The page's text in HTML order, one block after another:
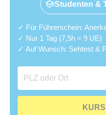
Studenten &
✓ Für Führerschein:
✓ Nur 1 Tag (7,5h = 9 UE)
✓ Auf Wunsch: Sehtest &